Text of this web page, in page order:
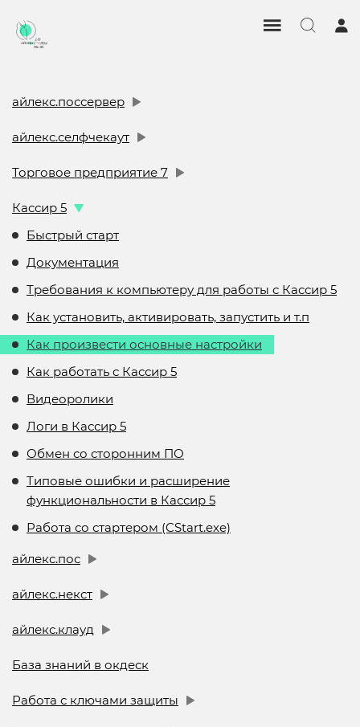
айлекс.поссервер
айлекс.селфчекаут
Торговое предприятие 7
Кассир 5
Быстрый старт
Документация
Требования к компьютеру для работы с Кассир 5
Как установить, активировать, запустить и т.п
Как произвести основные настройки
Как работать с Кассир 5
Видеоролики
Логи в Кассир 5
Обмен со сторонним ПО
Типовые ошибки и расширение
функциональности в Кассир 5
Работа со стартером (CStart.exe)
айлекс.пос
айлекс.некст
айлекс.клауд
База знаний в окдеск
Работа с ключами защиты